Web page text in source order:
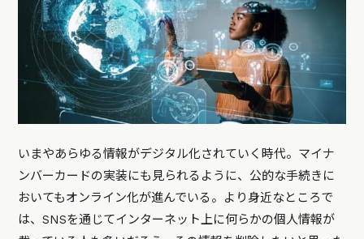
いまやあらゆる情報がデジタル化されていく時代。マイナ
ンバーカードの実装にも見られるように、公的な手続きに
おいてもオンライン化が進んでいる。より身近なところで
は、SNSを通じてインターネット上に何らかの個人情報が